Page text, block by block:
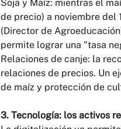
Soja y Maíz: mientras el
de precio) a noviembre del
(Director de
permite lograr una "tasa
Relaciones de canje: la
relaciones de precios. Un
de maíz y protección de
3. Tecnología: los activos